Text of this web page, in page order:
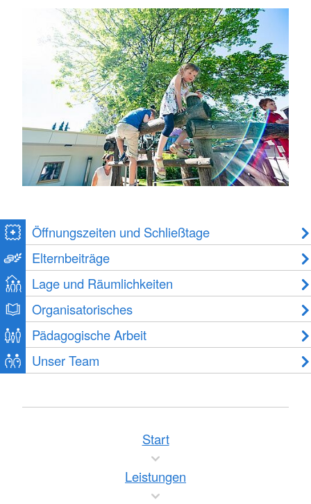
Öffnungszeiten und Schließtage
Elternbeiträge
Lage und Räumlichkeiten
Organisatorisches
Pädagogische Arbeit
Unser Team
Start
Leistungen